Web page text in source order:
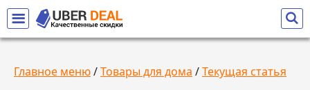
Главное меню/Товары для дома /Текущая статья